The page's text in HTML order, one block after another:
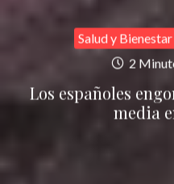
Salud y Bienestar
2
Los españoles
media